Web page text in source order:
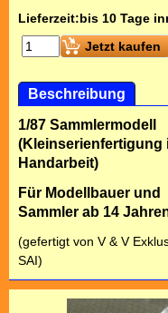
Lieferzeit:bis 10 Tage
Jetzt kaufen
Beschreibung
1/87 Sammlermodell
(Kleinserienfertigung
Handarbeit)
Für Modellbauer und
Sammler ab 14
(gefertigt von V & V
SAI)